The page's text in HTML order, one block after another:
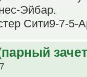
Эйбар.
Сити9-7-5-